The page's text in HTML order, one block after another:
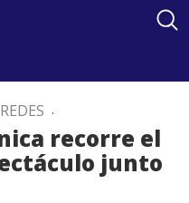
REDES .
recorre el
junto